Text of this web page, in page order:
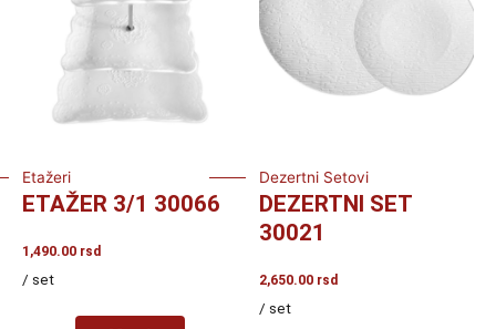
Etažeri
ETAŽER 3/1 30066
1,490.00 rsd
/ set
Dezertni Setovi
DEZERTNI SET
30021
2,650.00 rsd
/ set